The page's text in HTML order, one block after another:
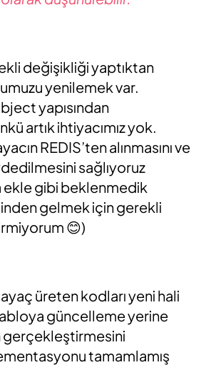
değişikliği yaptıktan
yenilemek var.
yapısından
artık ihtiyacımız yok.
REDIS’ten alınmasını ve
sağlıyoruz
ekle gibi beklenmedik
gelmek için gerekli
😊)
üreten kodları yeni hali
güncelleme yerine
gerçekleştirmesini
tamamlamış